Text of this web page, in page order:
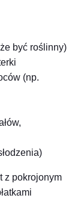
być roślinny)
(np.
z pokrojonym